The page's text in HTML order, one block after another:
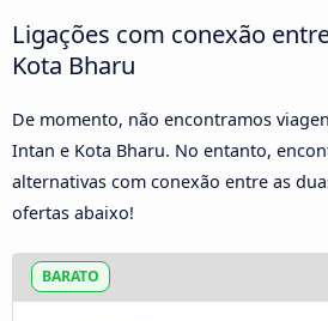
Ligações com conexão
Kota Bharu
De momento, não encontramos
Intan e Kota Bharu. No entanto,
alternativas com conexão entre as
ofertas abaixo!
BARATO